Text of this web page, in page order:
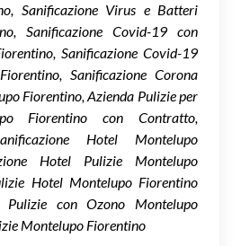
Sanificazione Virus e Batteri
Sanificazione Covid-19 con
Sanificazione Covid-19
Sanificazione Corona
Fiorentino, Azienda Pulizie per
Fiorentino con Contratto,
Hotel Montelupo
Hotel Pulizie Montelupo
Hotel Montelupo Fiorentino
Pulizie con Ozono Montelupo
Montelupo Fiorentino